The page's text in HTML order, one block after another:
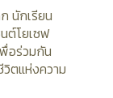
นักเรียน
ต์โยเซฟ
อร่วมกัน
วิตแห่งความ